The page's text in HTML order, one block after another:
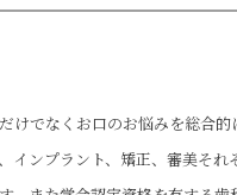
けでなくお口のお悩みを総合的
インプラント、矯正、審美それ